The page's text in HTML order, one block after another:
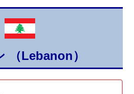
（Lebanon）